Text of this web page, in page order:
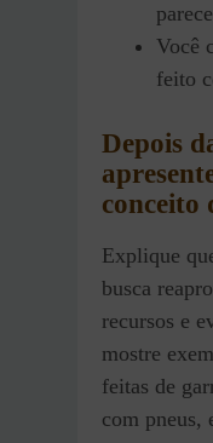
Você
feito
Depois
conceito
Explique
busca
recursos e
mostre
feitas de
com pneus,